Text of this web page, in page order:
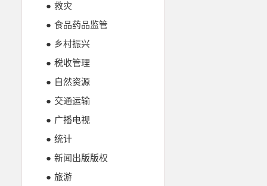
● 救灾
● 食品药品监管
● 乡村振兴
● 税收管理
● 自然资源
● 交通运输
● 广播电视
● 统计
● 新闻出版版权
● 旅游